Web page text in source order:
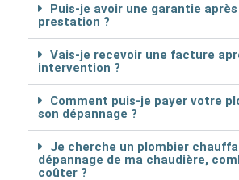
Puis-je avoir une garantie
prestation ?
Vais-je recevoir une facture
intervention ?
Comment puis-je payer votre
son dépannage ?
Je cherche un plombier
dépannage de ma chaudière,
coûter ?